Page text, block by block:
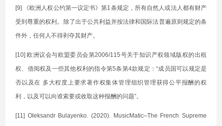
[9] 《欧洲人权公约第一议定书》第1条规定，所有自然人或法人都有财产
受到尊重的权利。除了出于公共利益并按法律和国际法普遍原则规定的条
件外，任何人不得剥夺其财产。
[10] 欧洲议会与欧盟委员会第2006/115号关于知识产权领域版权的出租
权、借阅权及一些其他权利的指令第5条第4款规定：“成员国可以规定是
否以及在 多大程度上要求著作权集体管理组织管理获得公平报酬的权
利，以及可以向谁索要或收取这种报酬的问题”。
[11] Oleksandr Bulayenko. (2020). MusicMatic–The French Supreme